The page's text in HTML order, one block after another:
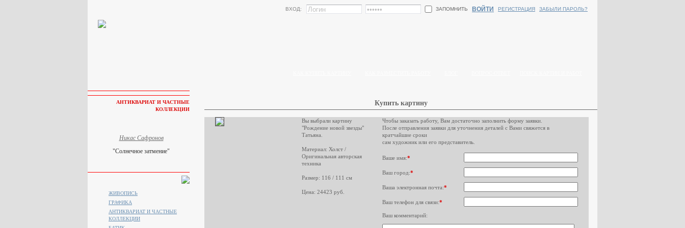
ВХОД: ЗАПОМНИТЬ ВОЙТИ РЕГИСТРАЦИЯ ЗАБЫЛИ ПАРОЛЬ?
Купить картину
Вы выбрали картину
"Рождение новой звезды"
Татьяна.
Материал: Холст /
Оригинальная авторская
техника
Размер: 116 / 111 см
Цена: 24423 руб.
Чтобы заказать работу, Вам достаточно заполнить форму заявки.
После отправления заявки для уточнения деталей с Вами свяжется в
кратчайшие сроки
сам художник или его представитель.
Ваше имя:*
Ваш город:*
Ваша электронная почта:*
Ваш телефон для связи:*
Ваш комментарий:
АНТИКВАРИАТ И ЧАСТНЫЕ
КОЛЛЕКЦИИ
Никас Сафронов
"Солнечное затмение"
ЖИВОПИСЬ
ГРАФИКА
АНТИКВАРИАТ И ЧАСТНЫЕ
КОЛЛЕКЦИИ